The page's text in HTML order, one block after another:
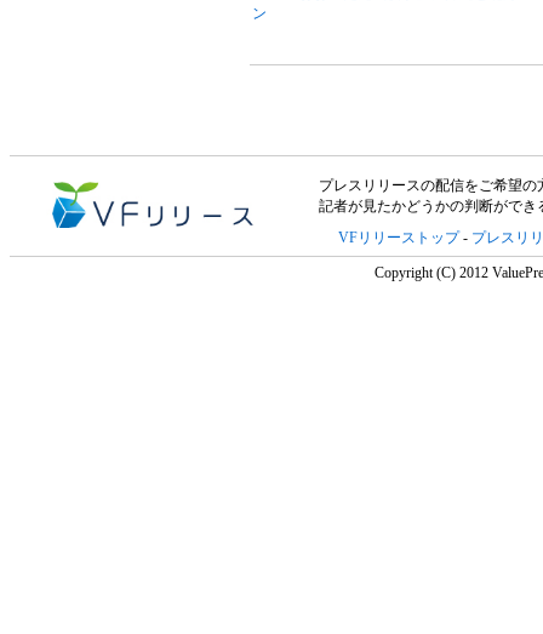
ン
プレスリリースの配信をご希望の
記者が見たかどうかの判断がで
VFリリーストップ- プレスリ
Copyright (C) 2012